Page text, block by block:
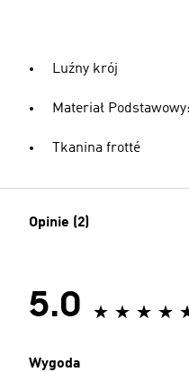
Luźny krój
Materiał
Tkanina frotté
Opinie (2)
5.0
Wygoda